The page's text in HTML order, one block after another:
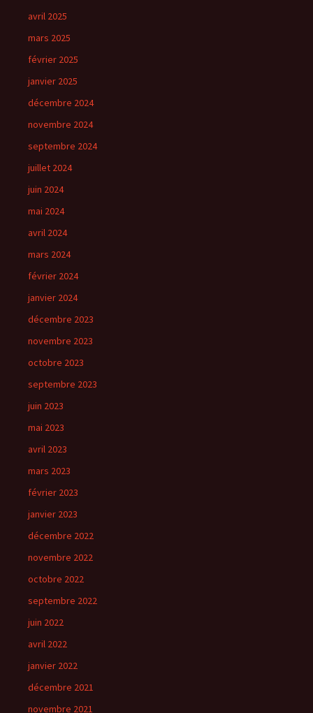
avril 2025
mars 2025
février 2025
janvier 2025
décembre 2024
novembre 2024
septembre 2024
juillet 2024
juin 2024
mai 2024
avril 2024
mars 2024
février 2024
janvier 2024
décembre 2023
novembre 2023
octobre 2023
septembre 2023
juin 2023
mai 2023
avril 2023
mars 2023
février 2023
janvier 2023
décembre 2022
novembre 2022
octobre 2022
septembre 2022
juin 2022
avril 2022
janvier 2022
décembre 2021
novembre 2021